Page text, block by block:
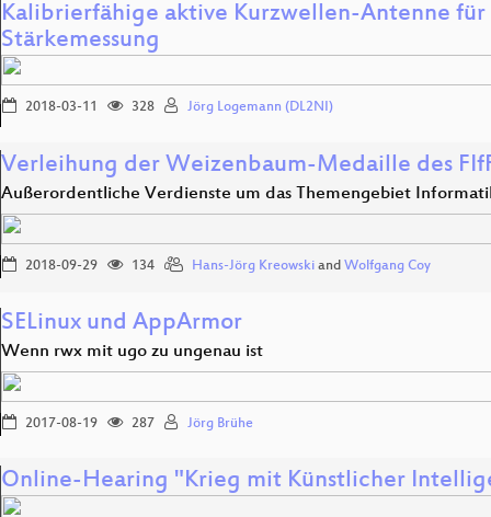
Kalibrierfähige aktive Kurzwellen-Antenne für
Stärkemessung
2018-03-11 328 Jörg Logemann (DL2NI)
Verleihung der Weizenbaum-Medaille des
Außerordentliche Verdienste um das Themengebiet
2018-09-29 134 Hans-Jörg Kreowski and Wolfgang Coy
SELinux und AppArmor
Wenn rwx mit ugo zu ungenau ist
2017-08-19 287 Jörg Brühe
Online-Hearing "Krieg mit Künstlicher